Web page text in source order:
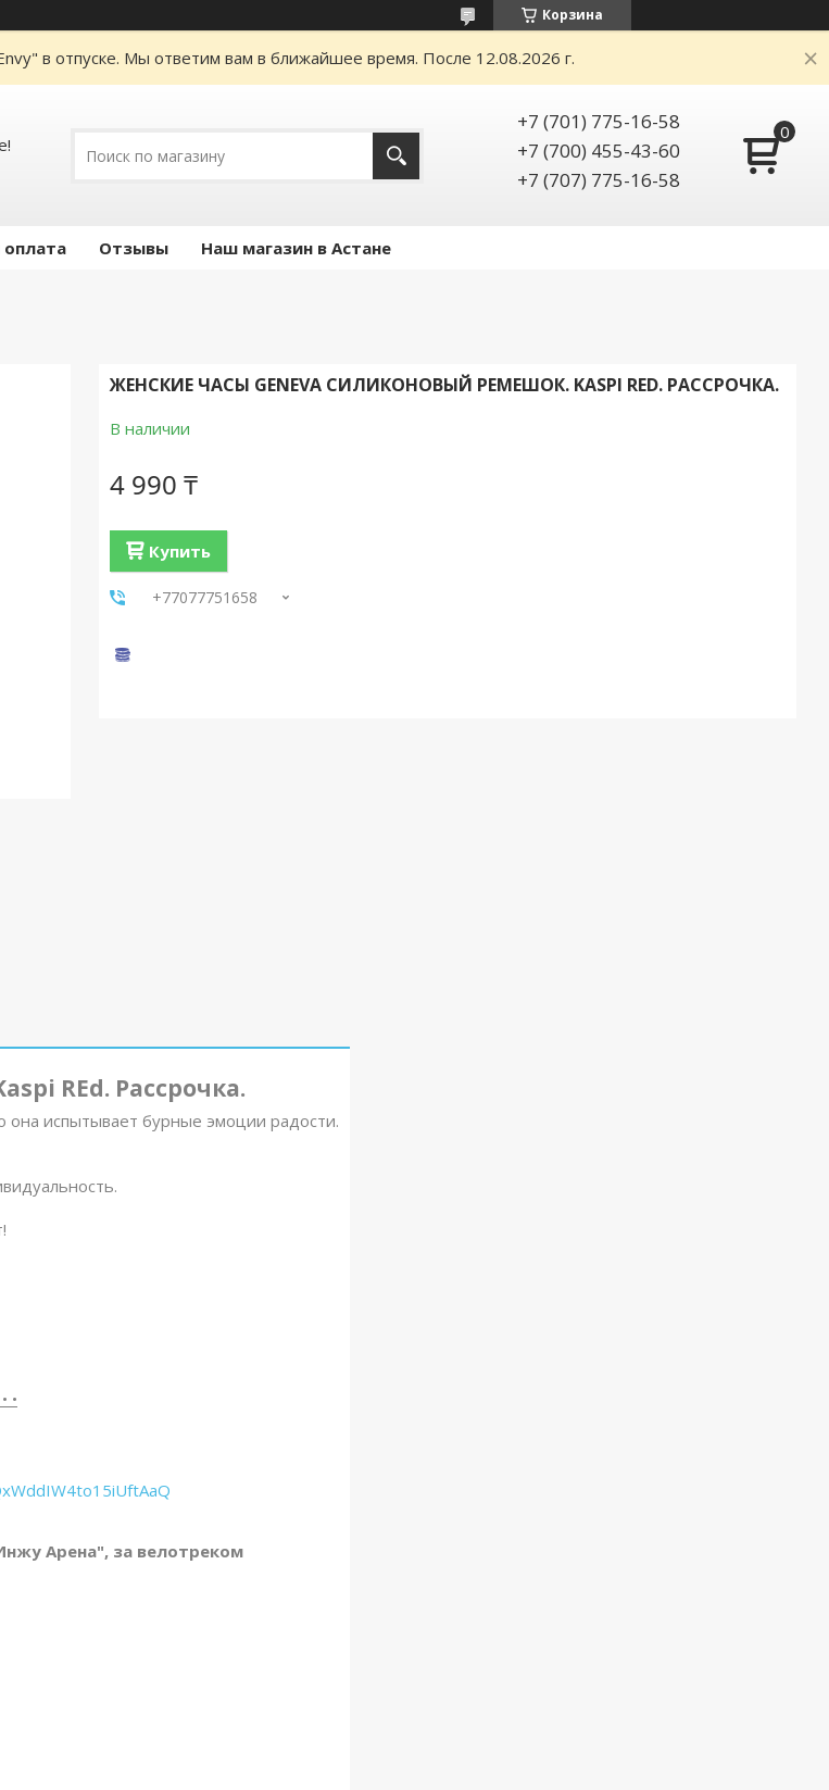
Корзина
в отпуске. Мы ответим вам в ближайшее время. После 12.08.2026 г.
+7 (701) 775-16-58
+7 (700) 455-43-60
+7 (707) 775-16-58
Отзывы Наш магазин в Астане
ЖЕНСКИЕ ЧАСЫ GENEVA СИЛИКОНОВЫЙ РЕМЕШОК. KASPI RED. РАССРОЧКА.
В наличии
4 990 ₸
Купить
+77077751658
REd. Рассрочка.
она испытывает бурные эмоции радости.
•
Арена", за велотреком